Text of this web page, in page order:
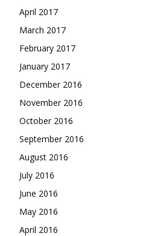
April 2017
March 2017
February 2017
January 2017
December 2016
November 2016
October 2016
September 2016
August 2016
July 2016
June 2016
May 2016
April 2016